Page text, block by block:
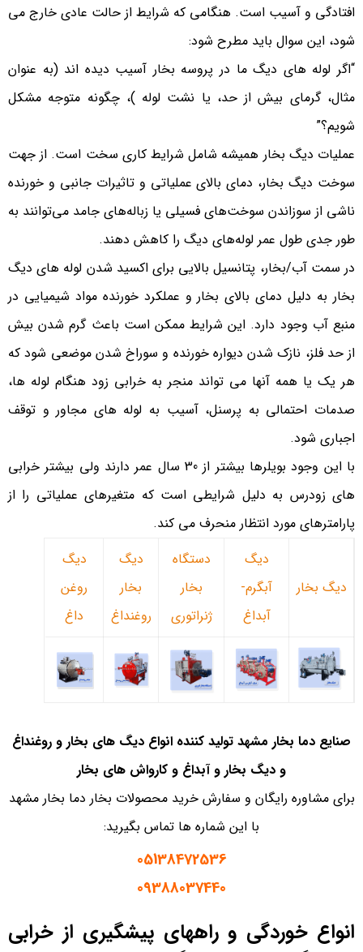
افتادگی و آسیب است. هنگامی که شرایط از حالت عادی خارج می
شود، این سوال باید مطرح شود:
“اگر لوله های دیگ ما در پروسه بخار آسیب دیده اند (به عنوان
مثال، گرمای بیش از حد، یا نشت لوله )، چگونه متوجه مشکل
شویم؟”
عملیات دیگ بخار همیشه شامل شرایط کاری سخت است. از جهت
سوخت دیگ بخار، دمای بالای عملیاتی و تاثیرات جانبی و خورنده
ناشی از سوزاندن سوخت‌های فسیلی یا زباله‌های جامد می‌توانند به
طور جدی طول عمر لوله‌های دیگ را کاهش دهند.
در سمت آب/بخار، پتانسیل بالایی برای اکسید شدن لوله های دیگ
بخار به دلیل دمای بالای بخار و عملکرد خورنده مواد شیمیایی در
منبع آب وجود دارد. این شرایط ممکن است باعث گرم شدن بیش
از حد فلز، نازک شدن دیواره خورنده و سوراخ شدن موضعی شود که
هر یک یا همه آنها می تواند منجر به خرابی زود هنگام لوله ها،
صدمات احتمالی به پرسنل، آسیب به لوله های مجاور و توقف
اجباری شود.
با این وجود بویلرها بیشتر از 30 سال عمر دارند ولی بیشتر خرابی
های زودرس به دلیل شرایطی است که متغیرهای عملیاتی را از
پارامترهای مورد انتظار منحرف می کند.
دیگ بخار
دیگ
آبگرم-
آبداغ
دستگاه
بخار
ژنراتوری
دیگ
بخار
روغنداغ
دیگ
روغن
داغ
صنایع دما بخار مشهد تولید کننده انواع دیگ های بخار و روغنداغ
و دیگ بخار و آبداغ و کارواش های بخار
برای مشاوره رایگان و سفارش خرید محصولات بخار دما بخار مشهد
با این شماره ها تماس بگیرید:
05138472536
09388037440
انواع خوردگی و راههای پیشگیری از خرابی